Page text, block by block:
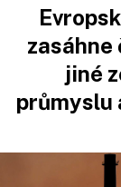
zasáhne
jiné
průmyslu